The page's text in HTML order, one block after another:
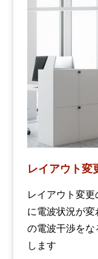
レイアウト変
レイアウト変
に電波状況が
の電波干渉をな
します